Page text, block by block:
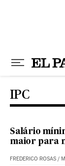
IPC
Salário
maior para
FREDERICO ROSAS /